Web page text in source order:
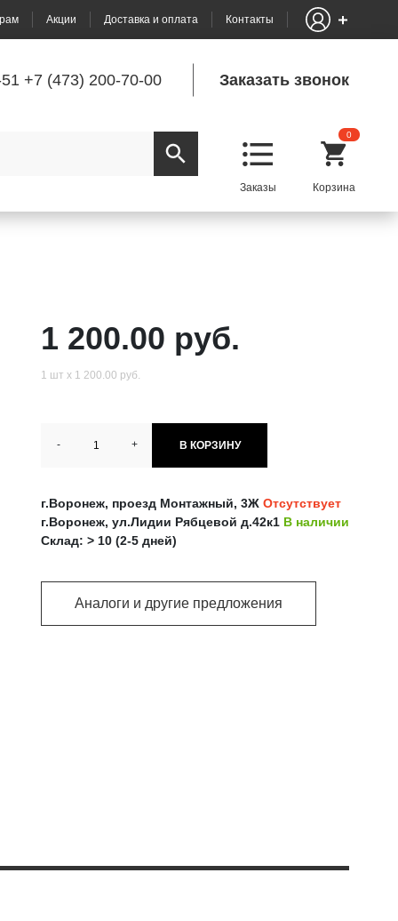
Акции Доставка и оплата Контакты
+7 (473) 200-70-00 Заказать звонок
0
1 200.00 руб.
1 шт х 1 200.00 руб.
- + В КОРЗИНУ
г.Воронеж, проезд Монтажный, 3Ж Отсутствует
г.Воронеж, ул.Лидии Рябцевой д.42к1 В наличии
Склад: > 10 (2-5 дней)
Аналоги и другие предложения